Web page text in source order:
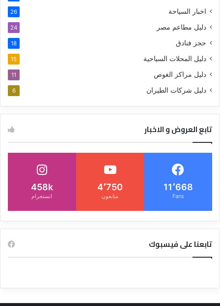
اخبار السياحة 26
دليل مطاعم مصر 24
حجز فنادق 18
دليل المحلات السياحية 15
دليل مراكز الغوص 11
دليل شركات الطيران 6
تابع العروض و الاخبار
11٬668
Fans
4٬750
متابعون
458k
انستجرام
تابعنا على فيسبوك